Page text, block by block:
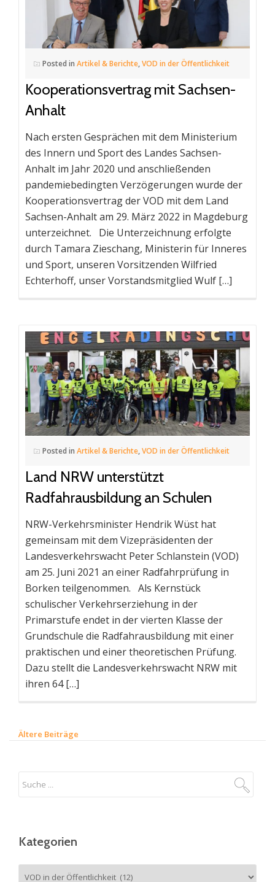
Posted in Artikel & Berichte,VOD in der Öffentlichkeit
Kooperationsvertrag mit Sachsen-
Anhalt
Nach ersten Gesprächen mit dem Ministerium
des Innern und Sport des Landes Sachsen-
Anhalt im Jahr 2020 und anschließenden
pandemiebedingten Verzögerungen wurde der
Kooperationsvertrag der VOD mit dem Land
Sachsen-Anhalt am 29. März 2022 in Magdeburg
unterzeichnet. Die Unterzeichnung erfolgte
durch Tamara Zieschang, Ministerin für Inneres
und Sport, unseren Vorsitzenden Wilfried
Echterhoff, unser Vorstandsmitglied Wulf […]
Posted in Artikel & Berichte,VOD in der Öffentlichkeit
Land NRW unterstützt
Radfahrausbildung an Schulen
NRW-Verkehrsminister Hendrik Wüst hat
gemeinsam mit dem Vizepräsidenten der
Landesverkehrswacht Peter Schlanstein (VOD)
am 25. Juni 2021 an einer Radfahrprüfung in
Borken teilgenommen. Als Kernstück
schulischer Verkehrserziehung in der
Primarstufe endet in der vierten Klasse der
Grundschule die Radfahrausbildung mit einer
praktischen und einer theoretischen Prüfung.
Dazu stellt die Landesverkehrswacht NRW mit
ihren 64 […]
t
g
-
Ältere Beiträge
Kategorien